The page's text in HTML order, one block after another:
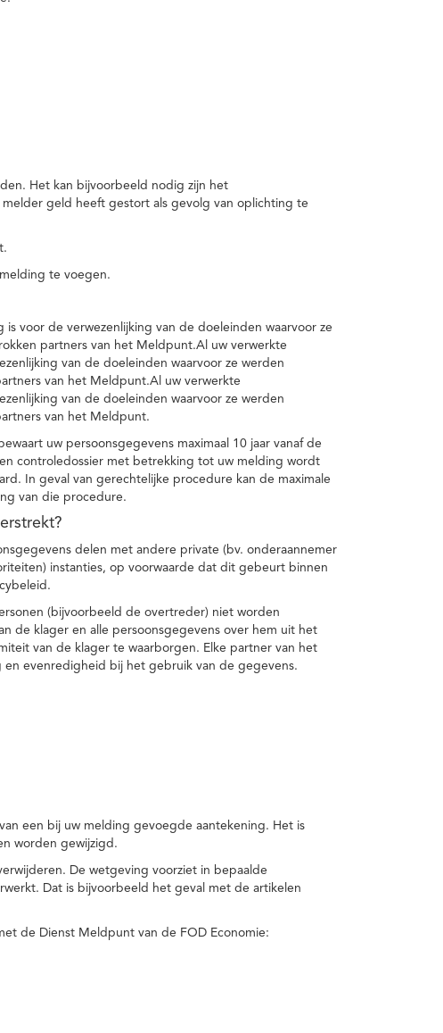
Het kan bijvoorbeeld nodig zijn het
geld heeft gestort als gevolg van oplichting te
te voegen.
voor de verwezenlijking van de doeleinden waarvoor ze
partners van het Meldpunt.Al uw verwerkte
van de doeleinden waarvoor ze werden
van het Meldpunt.Al uw verwerkte
van de doeleinden waarvoor ze werden
van het Meldpunt.
uw persoonsgegevens maximaal 10 jaar vanaf de
controledossier met betrekking tot uw melding wordt
In geval van gerechtelijke procedure kan de maximale
van die procedure.
delen met andere private (bv. onderaannemer
instanties, op voorwaarde dat dit gebeurt binnen
(bijvoorbeeld de overtreder) niet worden
de klager en alle persoonsgegevens over hem uit het
van de klager te waarborgen. Elke partner van het
evenredigheid bij het gebruik van de gegevens.
een bij uw melding gevoegde aantekening. Het is
worden gewijzigd.
De wetgeving voorziet in bepaalde
Dat is bijvoorbeeld het geval met de artikelen
de Dienst Meldpunt van de FOD Economie: